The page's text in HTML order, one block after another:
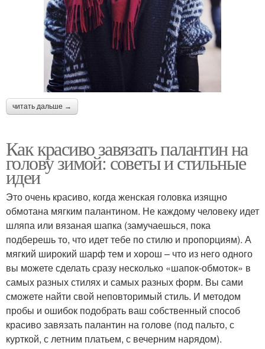
читать дальше →
Как красиво завязать палантин на
голову зимой: советы и стильные
идеи
Это очень красиво, когда женская головка изящно
обмотана мягким палантином. Не каждому человеку идет
шляпа или вязаная шапка (замучаешься, пока
подберешь то, что идет тебе по стилю и пропорциям). А
мягкий широкий шарф тем и хорош – что из него одного
вы можете сделать сразу несколько «шапок-обмоток» в
самых разных стилях и самых разных форм. Вы сами
сможете найти свой неповторимый стиль. И методом
пробы и ошибок подобрать ваш собственный способ
красиво завязать палантин на голове (под пальто, с
курткой, с летним платьем, с вечерним нарядом).